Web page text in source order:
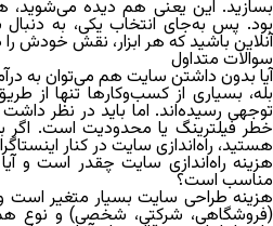
بسازید. این یعنی هم دیده می‌شوید،
بود. پس به‌جای انتخاب یکی، به
آنلاین باشید که هر ابزار، نقش خودش
سوالات متداول
آیا بدون داشتن سایت هم می‌توان به
بله، بسیاری از کسب‌وکارها تنها از
توجهی رسیده‌اند. اما باید در نظر
خطر فیلترینگ یا محدودیت است. اگر
هستید، راه‌اندازی سایت در کنار
هزینه راه‌اندازی سایت چقدر است و
مناسب است؟
هزینه طراحی سایت بسیار متغیر است
(فروشگاهی، شرکتی، شخصی) و نوع